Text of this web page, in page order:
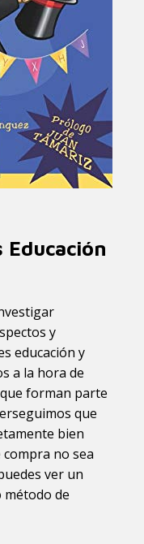
Educación
y
educación y
a la hora de
forman parte
que
bien
compra no sea
ver un
método de